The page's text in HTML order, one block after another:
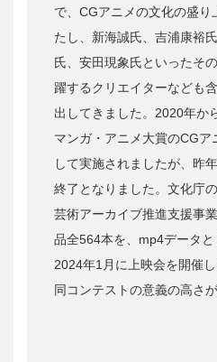
で、CGアニメの文化の盛り
たし、新海誠氏、吉浦康裕
氏、安田現象氏といったそ
躍するクリエイターなども
出してきました。2020年か
マンガ・アニメ大賞のCGア
して実施されましたが、昨
終了となりました。文化庁
芸術アーカイブ推進支援事
品全564本を、mp4データと
2024年1月に上映会を開催
同コンテストの意義の高さ